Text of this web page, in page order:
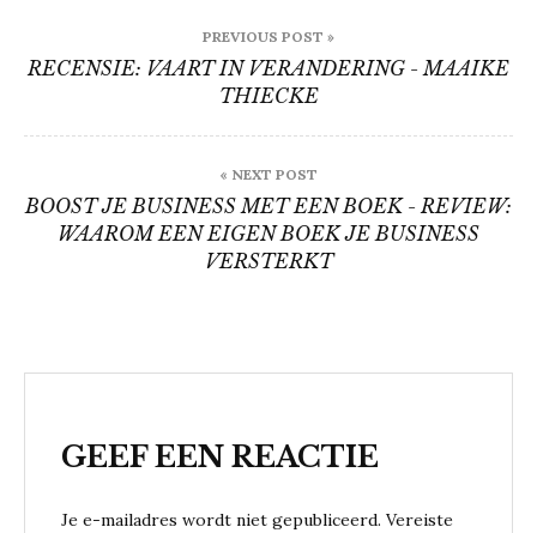
navigatie
PREVIOUS POST »
RECENSIE: VAART IN VERANDERING - MAAIKE
THIECKE
« NEXT POST
BOOST JE BUSINESS MET EEN BOEK - REVIEW:
WAAROM EEN EIGEN BOEK JE BUSINESS
VERSTERKT
GEEF EEN REACTIE
Je e-mailadres wordt niet gepubliceerd. Vereiste